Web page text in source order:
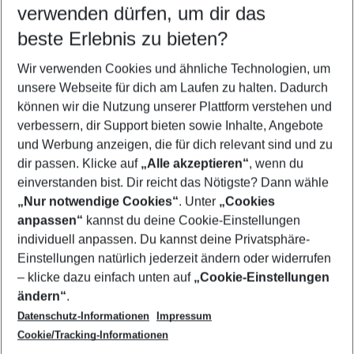
Flug & Hotel Tossa de Mar
Last Minute Tossa de Mar
Familienurlaub Tossa de Mar
Frübucher Angebote Tossa de Mar für 2026
Urlaub Tossa de Mar
Footer
Footer navigation
Über uns
AGB
Bestpreisgarantie
Cookie-Einstellungen ändern
Cookie-Richtlinie
Agenturbetreuung
Barrierefreies Reisen
Folge uns
verwenden dürfen, um dir das
beste Erlebnis zu bieten?
Wir verwenden Cookies und ähnliche Technologien, um
unsere Webseite für dich am Laufen zu halten. Dadurch
können wir die Nutzung unserer Plattform verstehen und
verbessern, dir Support bieten sowie Inhalte, Angebote
und Werbung anzeigen, die für dich relevant sind und zu
dir passen. Klicke auf „Alle akzeptieren“, wenn du
einverstanden bist. Dir reicht das Nötigste? Dann wähle
„Nur notwendige Cookies“. Unter „Cookies
anpassen“ kannst du deine Cookie-Einstellungen
individuell anpassen. Du kannst deine Privatsphäre-
Einstellungen natürlich jederzeit ändern oder widerrufen
– klicke dazu einfach unten auf „Cookie-Einstellungen
ändern“.
Datenschutz-Informationen
Impressum
Cookie/Tracking-Informationen